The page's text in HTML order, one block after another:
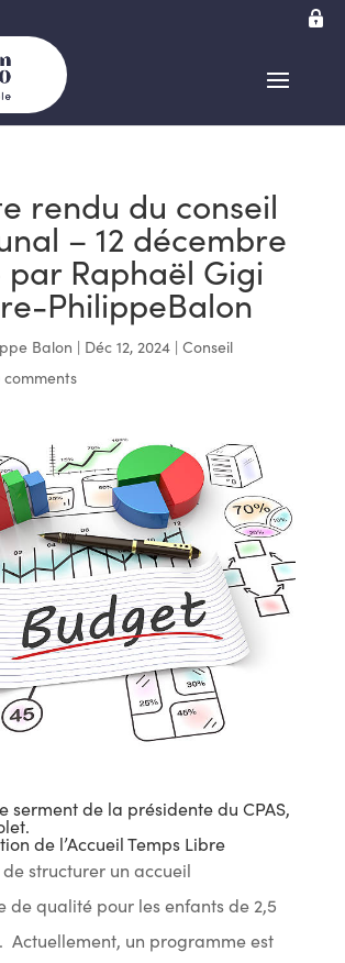
rendu du conseil
– 12 décembre
par Raphaël Gigi
PhilippeBalon
Balon | Déc 12, 2024| Conseil
comments
serment de la présidente du CPAS,
de l’Accueil Temps Libre
de structurer un accueil
de qualité pour les enfants de 2,5
Actuellement, un programme est